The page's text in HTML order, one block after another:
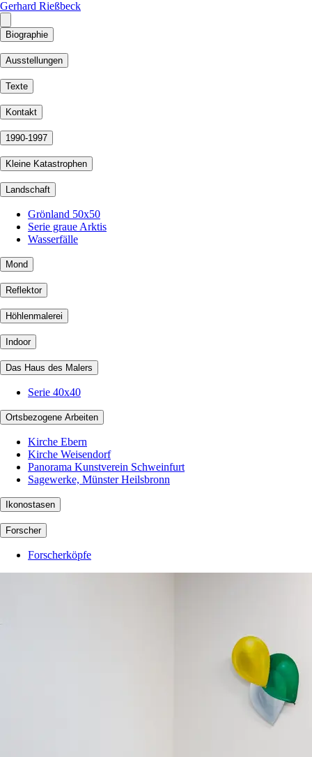
Gerhard Rießbeck
Biographie
Ausstellungen
Texte
Kontakt
1990-1997
Kleine Katastrophen
Landschaft
Grönland 50x50
Serie graue Arktis
Wasserfälle
Mond
Reflektor
Höhlenmalerei
Indoor
Das Haus des Malers
Serie 40x40
Ortsbezogene Arbeiten
Kirche Ebern
Kirche Weisendorf
Panorama Kunstverein Schweinfurt
Sagewerke, Münster Heilsbronn
Ikonostasen
Forscher
Forscherköpfe